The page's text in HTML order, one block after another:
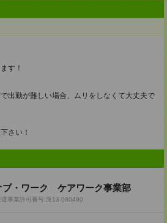
す！
出勤が難しい場合、ムリをしなくて大丈夫で
さい！
ブ・ワーク ケアワーク事業部
事業許可番号:派13‐080490